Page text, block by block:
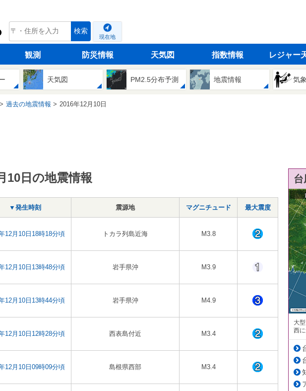
tenki.jp 検索
現在地
観測 防災情報 天気図 指数情報 レジャー
天気図 PM2.5分布予測 地震情報 気
過去の地震情報 2016年12月10日
10日の地震情報
▼発生時刻 震源地 マグニチュード 最大震度
12月10日18時18分頃 トカラ列島近海 M3.8
12月10日13時48分頃 岩手県沖 M3.9
12月10日13時44分頃 岩手県沖 M4.9
12月10日12時28分頃 西表島付近 M3.4
12月10日09時09分頃 島根県西部 M3.4
大
西